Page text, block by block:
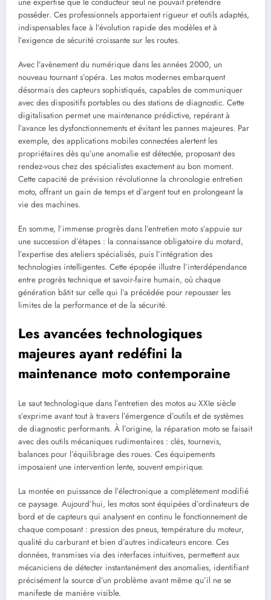
posséder. Ces professionnels apportaient rigueur et outils adaptés,
indispensables face à l’évolution rapide des modèles et à
l’exigence de sécurité croissante sur les routes.
Avec l’avènement du numérique dans les années 2000, un
nouveau tournant s’opéra. Les motos modernes embarquent
désormais des capteurs sophistiqués, capables de communiquer
avec des dispositifs portables ou des stations de diagnostic. Cette
digitalisation permet une maintenance prédictive, repérant à
l’avance les dysfonctionnements et évitant les pannes majeures. Par
exemple, des applications mobiles connectées alertent les
propriétaires dès qu’une anomalie est détectée, proposant des
rendez-vous chez des spécialistes exactement au bon moment.
Cette capacité de prévision révolutionne la chronologie entretien
moto, offrant un gain de temps et d’argent tout en prolongeant la
vie des machines.
En somme, l’immense progrès dans l’entretien moto s’appuie sur
une succession d’étapes : la connaissance obligatoire du motard,
l’expertise des ateliers spécialisés, puis l’intégration des
technologies intelligentes. Cette épopée illustre l’interdépendance
entre progrès technique et savoir-faire humain, où chaque
génération bâtit sur celle qui l’a précédée pour repousser les
limites de la performance et de la sécurité.
Les avancées technologiques
majeures ayant redéfini la
maintenance moto contemporaine
Le saut technologique dans l’entretien des motos au XXIe siècle
s’exprime avant tout à travers l’émergence d’outils et de systèmes
de diagnostic performants. À l’origine, la réparation moto se faisait
avec des outils mécaniques rudimentaires : clés, tournevis,
balances pour l’équilibrage des roues. Ces équipements
imposaient une intervention lente, souvent empirique.
La montée en puissance de l’électronique a complètement modifié
ce paysage. Aujourd’hui, les motos sont équipées d’ordinateurs de
bord et de capteurs qui analysent en continu le fonctionnement de
chaque composant : pression des pneus, température du moteur,
qualité du carburant et bien d’autres indicateurs encore. Ces
données, transmises via des interfaces intuitives, permettent aux
mécaniciens de détecter instantanément des anomalies, identifiant
précisément la source d’un problème avant même qu’il ne se
manifeste de manière visible.